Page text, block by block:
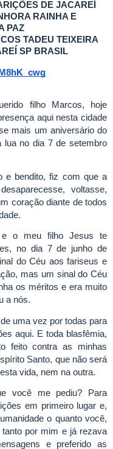
DE JACAREÍ
RAINHA E
PAZ
TADEU TEIXEIRA
SP BRASIL
filho Marcos, hoje
aqui nesta cidade
mais um aniversário do
lua no dia 7 de setembro
e bendito, fiz com que a
voltasse,
coração diante de todos
e o meu filho Jesus te
no dia 7 de junho de
do Céu aos fariseus e
mas um sinal do Céu
os méritos e era muito
a nós.
uma vez por todas para
aqui. E toda blasfêmia,
feito contra as minhas
Santo, que não será
vida, nem na outra.
você me pediu? Para
em primeiro lugar e,
o quanto você,
por mim e já rezava
e preferido as